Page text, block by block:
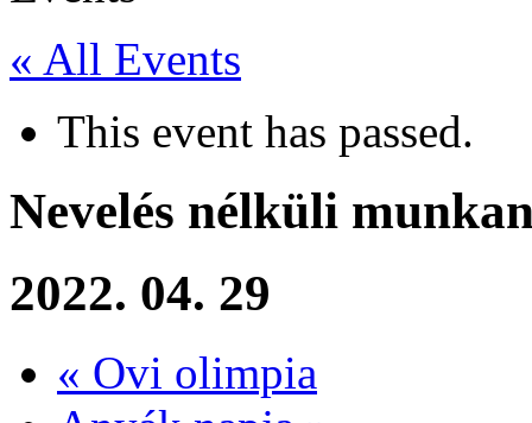
« All Events
This event has passed.
Nevelés nélküli
2022. 04. 29
« Ovi olimpia